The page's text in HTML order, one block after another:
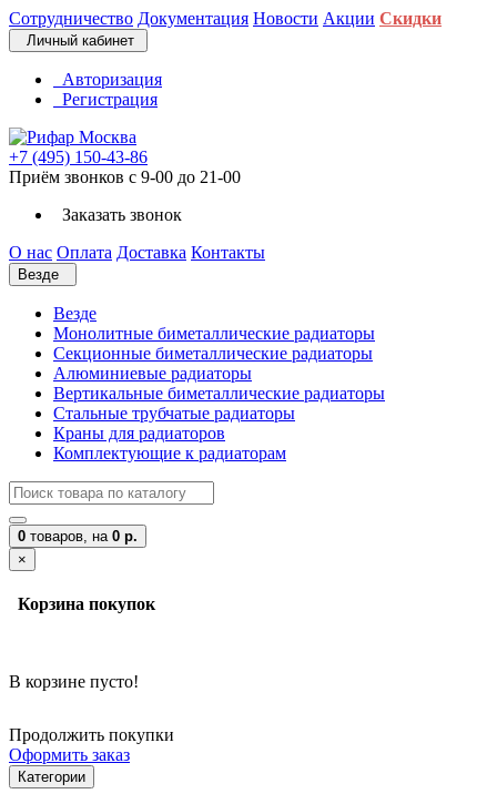
Сотрудничество Документация Новости Акции Скидки
Личный кабинет
Авторизация
Регистрация
+7 (495) 150-43-86
Приём звонков с 9-00 до 21-00
Заказать звонок
О нас Оплата Доставка Контакты
Везде
Везде
Монолитные биметаллические радиаторы
Секционные биметаллические радиаторы
Алюминиевые радиаторы
Вертикальные биметаллические радиаторы
Стальные трубчатые радиаторы
Краны для радиаторов
Комплектующие к радиаторам
0 товаров, на 0 р.
×
Корзина покупок
В корзине пусто!
Продолжить покупки
Оформить заказ
Категории